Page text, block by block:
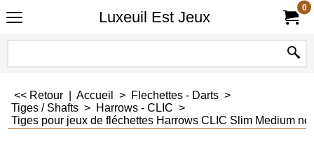
Luxeuil Est Jeux
0
<< Retour Accueil > Flechettes - Darts >
Tiges / Shafts > Harrows - CLIC >
Tiges pour jeux de fléchettes Harrows CLIC Slim Medium